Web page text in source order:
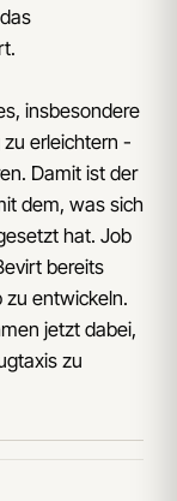
insbesondere
erleichtern -
Damit ist der
dem, was sich
hat. Job
bereits
zu entwickeln.
jetzt dabei,
zu